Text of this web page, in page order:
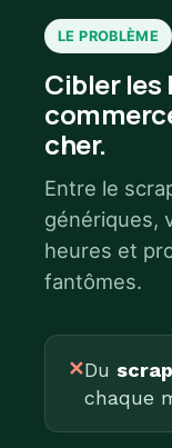
LE PROBLÈME
Cibler les
cher.
Entre le
génériques,
heures et
fantômes.
✕Du
chaque